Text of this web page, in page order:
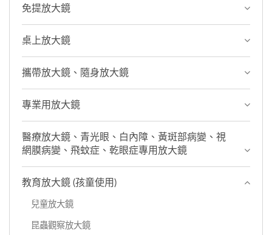
免提放大鏡
桌上放大鏡
攜帶放大鏡、隨身放大鏡
專業用放大鏡
醫療放大鏡、青光眼、白內障、黃斑部病變、視
網膜病變、飛蚊症、乾眼症專用放大鏡
教育放大鏡 (孩童使用)
兒童放大鏡
昆蟲觀察放大鏡